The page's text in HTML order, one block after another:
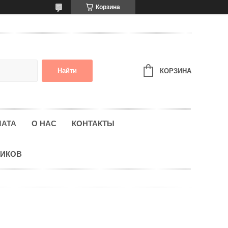
Корзина
Найти КОРЗИНА
О НАС КОНТАКТЫ